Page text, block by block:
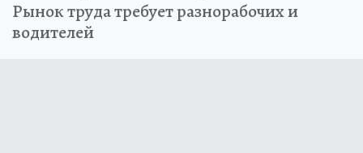
Рынок труда требует разнорабочих и
водителей